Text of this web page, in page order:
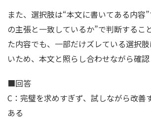
また、選択肢は“本文に書いてある内容
の主張と一致しているか”で判断するこ
た内容でも、一部だけズレている選択
いため、本文と照らし合わせながら確認
■回答
C：完璧を求めすぎず、試しながら改善
ある